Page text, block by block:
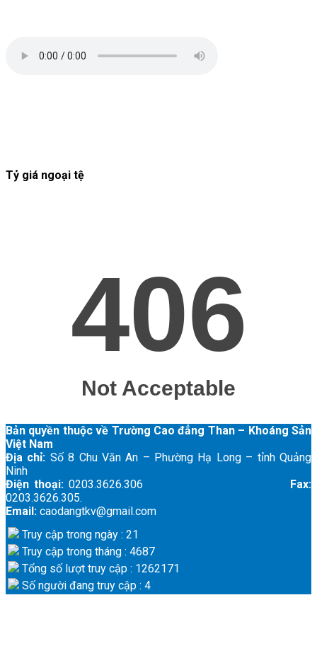
Tỷ giá ngoại tệ
Bản quyền thuộc về Trường Cao đẳng Than – Khoáng Sản
Việt Nam
Địa chỉ: Số 8 Chu Văn An – Phường Hạ Long – tỉnh Quảng
Ninh
Điện thoại: 0203.3626.306 Fax:
0203.3626.305.
Email: caodangtkv@gmail.com
Truy cập trong ngày : 21
Truy cập trong tháng : 4687
Tổng số lượt truy cập : 1262171
Số người đang truy cập : 4